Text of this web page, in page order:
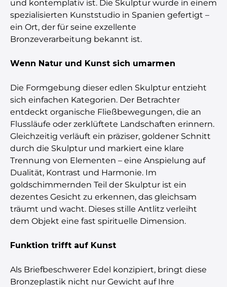
und kontemplativ ist. Die Skulptur wurde in einem
spezialisierten Kunststudio in Spanien gefertigt –
ein Ort, der für seine exzellente
Bronzeverarbeitung bekannt ist.
Wenn Natur und Kunst sich umarmen
Die Formgebung dieser edlen Skulptur entzieht
sich einfachen Kategorien. Der Betrachter
entdeckt organische Fließbewegungen, die an
Flussläufe oder zerklüftete Landschaften erinnern.
Gleichzeitig verläuft ein präziser, goldener Schnitt
durch die Skulptur und markiert eine klare
Trennung von Elementen – eine Anspielung auf
Dualität, Kontrast und Harmonie. Im
goldschimmernden Teil der Skulptur ist ein
dezentes Gesicht zu erkennen, das gleichsam
träumt und wacht. Dieses stille Antlitz verleiht
dem Objekt eine fast spirituelle Dimension.
Funktion trifft auf Kunst
Als Briefbeschwerer Edel konzipiert, bringt diese
Bronzeplastik nicht nur Gewicht auf Ihre